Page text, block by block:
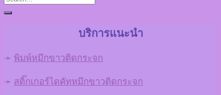
บริการแนะนำ
➛ พิมพ์หมึกขาวติดกระจก
➛ สติ๊กเกอร์ไดคัทหมึกขาวติดกระจก